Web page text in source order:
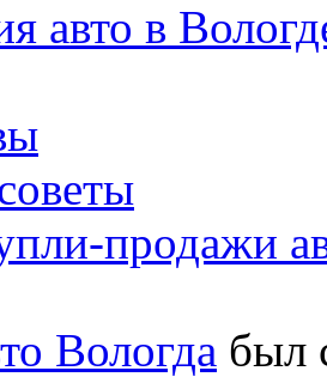
авто в
продажи
Вологда был